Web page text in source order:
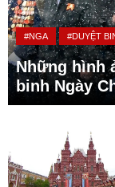
#NGA #DUYỆT
Những hình
binh Ngày